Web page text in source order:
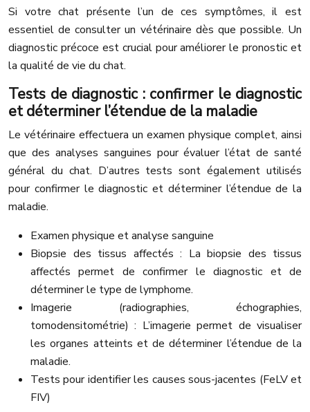
Si votre chat présente l’un de ces symptômes, il est
essentiel de consulter un vétérinaire dès que possible. Un
diagnostic précoce est crucial pour améliorer le pronostic et
la qualité de vie du chat.
Tests de diagnostic : confirmer le diagnostic
et déterminer l’étendue de la maladie
Le vétérinaire effectuera un examen physique complet, ainsi
que des analyses sanguines pour évaluer l’état de santé
général du chat. D’autres tests sont également utilisés
pour confirmer le diagnostic et déterminer l’étendue de la
maladie.
Examen physique et analyse sanguine
Biopsie des tissus affectés : La biopsie des tissus
affectés permet de confirmer le diagnostic et de
déterminer le type de lymphome.
Imagerie (radiographies, échographies,
tomodensitométrie) : L’imagerie permet de visualiser
les organes atteints et de déterminer l’étendue de la
maladie.
Tests pour identifier les causes sous-jacentes (FeLV et
FIV)